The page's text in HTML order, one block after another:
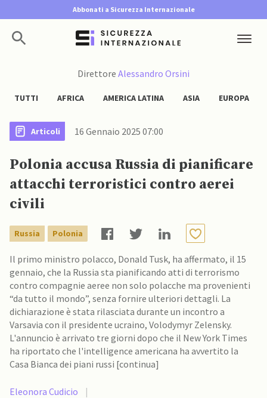
Abbonati a Sicurezza Internazionale
Direttore Alessandro Orsini
TUTTI AFRICA AMERICA LATINA ASIA EUROPA
Articoli 16 Gennaio 2025 07:00
Polonia accusa Russia di pianificare
attacchi terroristici contro aerei
civili
Russia Polonia
Il primo ministro polacco, Donald Tusk, ha affermato, il 15
gennaio, che la Russia sta pianificando atti di terrorismo
contro compagnie aeree non solo polacche ma provenienti
“da tutto il mondo”, senza fornire ulteriori dettagli. La
dichiarazione è stata rilasciata durante un incontro a
Varsavia con il presidente ucraino, Volodymyr Zelensky.
L'annuncio è arrivato tre giorni dopo che il New York Times
ha riportato che l'intelligence americana ha avvertito la
Casa Bianca dei piani russi [continua]
Eleonora Cudicio |